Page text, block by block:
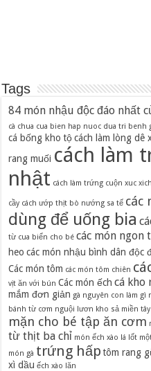
Tags
84 món nhậu độc đáo nhất
cà chua cua bien hap nuoc dua tri benh
cá bống kho tộ cách làm lòng dê
rang muối cách làm
nhật cách làm trứng cuộn xuc xich
cầy cách ướp thịt bò nướng sa tế các
dùng để uống bia
từ cua biển cho bé các món ngon
heo các món nhậu bình dân độc
Các món tôm các món tôm chiên
vịt ăn với bún Các món ếch cá kho
mắm đơn giản gà nguyên con làm gì
bánh từ cơm nguội lươn kho sả miền tây
mặn cho bé tập ăn cơm
từ thịt ba chỉ món ếch xào lá lốt
món gà trứng hấp tôm rang
xì dầu ếch xào lăn